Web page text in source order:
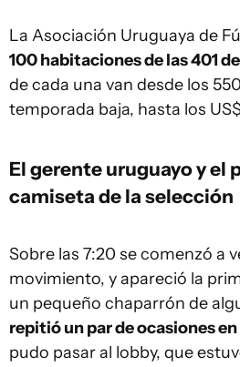
La Asociación Uruguaya de
100 habitaciones de las 401
de cada una van desde los
temporada baja, hasta los
El gerente uruguayo y el
camiseta de la selección
Sobre las 7:20 se comenzó a
movimiento, y apareció la
un pequeño chaparrón de
repitió un par de ocasiones
pudo pasar al lobby, que